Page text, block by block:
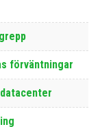
förväntningar